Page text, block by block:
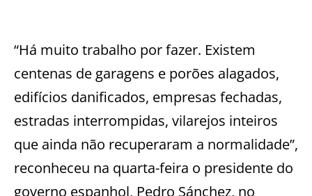
“Há muito trabalho por fazer. Existem
centenas de garagens e porões alagados,
edifícios danificados, empresas fechadas,
estradas interrompidas, vilarejos inteiros
que ainda não recuperaram a normalidade”,
reconheceu na quarta-feira o presidente do
governo espanhol, Pedro Sánchez, no